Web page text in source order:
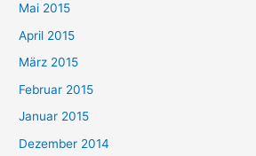
Mai 2015
April 2015
März 2015
Februar 2015
Januar 2015
Dezember 2014